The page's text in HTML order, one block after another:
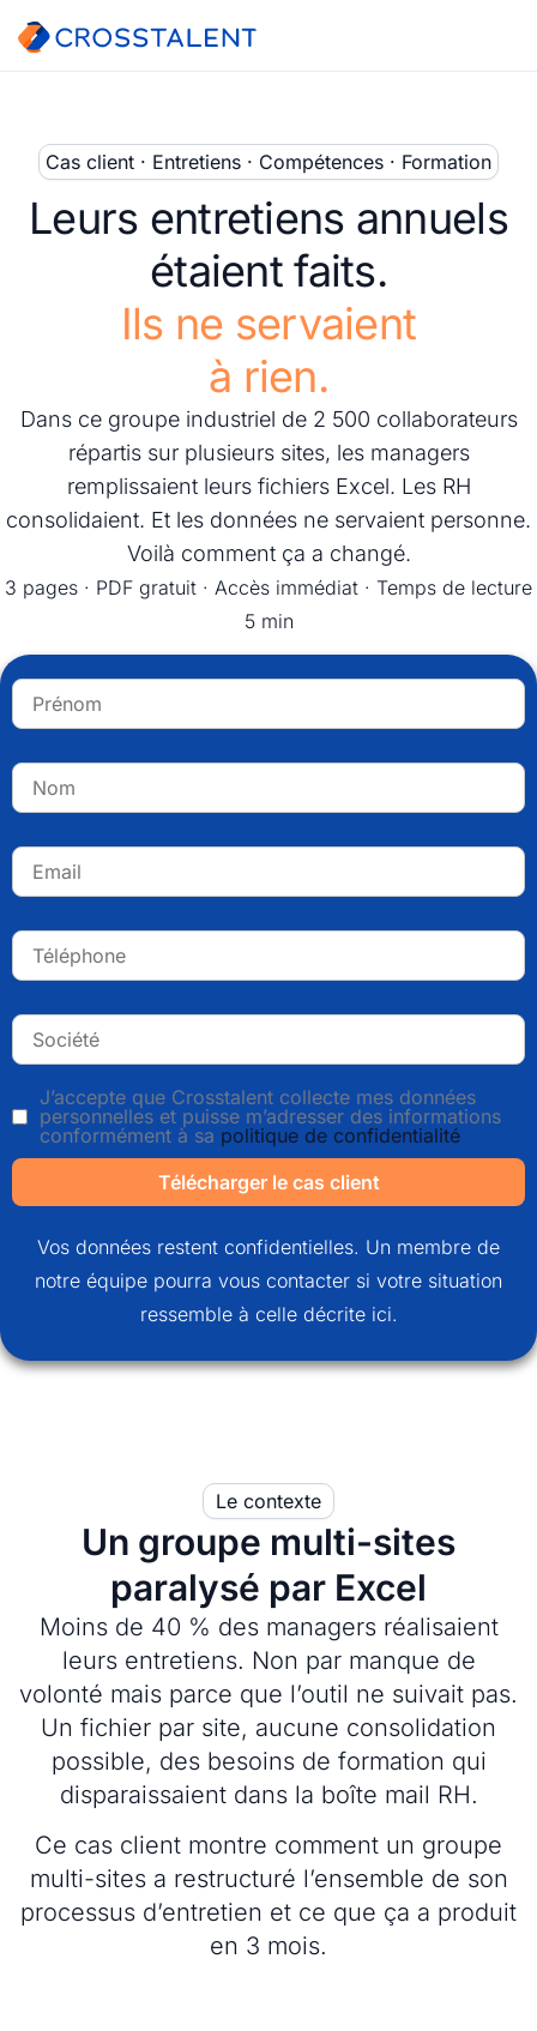
Cas client · Entretiens · Compétences · Formation
Leurs entretiens annuels
étaient faits.
Ils ne servaient
à rien.
Dans ce groupe industriel de 2 500 collaborateurs
répartis sur plusieurs sites, les managers
remplissaient leurs fichiers Excel. Les RH
consolidaient. Et les données ne servaient personne.
Voilà comment ça a changé.
3 pages · PDF gratuit · Accès immédiat · Temps de lecture
5 min
J’accepte que Crosstalent collecte mes données
personnelles et puisse m’adresser des informations
conformément à sa politique de confidentialité
Télécharger le cas client
Vos données restent confidentielles. Un membre de
notre équipe pourra vous contacter si votre situation
ressemble à celle décrite ici.
Le contexte
Un groupe multi-sites
paralysé par Excel
Moins de 40 % des managers réalisaient
leurs entretiens. Non par manque de
volonté mais parce que l’outil ne suivait pas.
Un fichier par site, aucune consolidation
possible, des besoins de formation qui
disparaissaient dans la boîte mail RH.
Ce cas client montre comment un groupe
multi-sites a restructuré l’ensemble de son
processus d’entretien et ce que ça a produit
en 3 mois.